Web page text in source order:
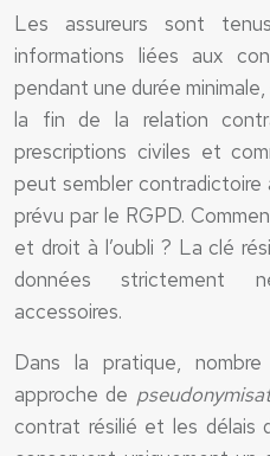
Les assureurs sont
informations liées aux
pendant une durée
la fin de la relation
prescriptions civiles et
peut sembler
prévu par le RGPD.
et droit à l’oubli ? La clé
données strictement
accessoires.
Dans la pratique, nombre
approche de
contrat résilié et les délais